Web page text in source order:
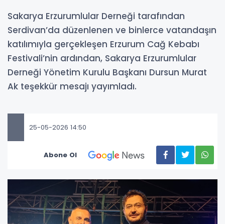
Sakarya Erzurumlular Derneği tarafından
Serdivan’da düzenlenen ve binlerce vatandaşın
katılımıyla gerçekleşen Erzurum Cağ Kebabı
Festivali’nin ardından, Sakarya Erzurumlular
Derneği Yönetim Kurulu Başkanı Dursun Murat
Ak teşekkür mesajı yayımladı.
25-05-2026 14:50
Abone Ol